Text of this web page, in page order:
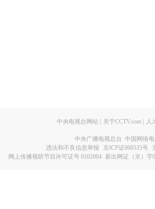
中央电视台网站 关于CCTV.com 人
中央广播电视总台 中国网络
违法和不良信息举报
京ICP证060535号
网上传播视听节目许可证号 0102004 新出网证（京）